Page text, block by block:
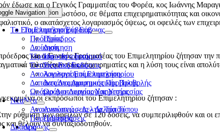
Toggle Navigation
Το Επιμελητήριο Εύβοιας
Πρόεδρος
Διοίκηση
Ίδρυση – Ιστορικό
Έντυπες Εκδόσεις
Απολογισμοί Επιμελητηρίου
Δαπάνες Διαφημιστικής Προβολής
Ωράριο Λειτουργίας Υπηρεσίας
Νέα
Ανακοινώσεις – Δελτία Τύπου
Παρεμβάσεις
Δράσεις
Navigation
Το Επιμελητήριο Εύβοιας
Πρόεδρος
Διοίκηση
Ίδρυση – Ιστορικό
Έντυπες Εκδόσεις
Απολογισμοί Επιμελητηρίου
Δαπάνες Διαφημιστικής Προβολής
Ωράριο Λειτουργίας Υπηρεσίας
Νέα
Ανακοινώσεις – Δελτία Τύπου
Παρεμβάσεις
Δράσεις
έδωσε και ο Γενικός Γραμματέας του Φορέα, κος Ιωάννης
εποικοδομητική ωστόσο, σε θέματα επιχειρηματικότητας και
ο ακατάσχετος λογαριασμός όψεως, οι οφειλές των
και ο Γενικός Γραμματέας του Επιμελητηρίου ζήτησαν
ταλανίζουν τους επιχειρηματίες και η λύση τους είναι
οι εκπρόσωποι του Επιμελητηρίου ζήτησαν :
ρύθμιση των οφειλών σε 120 δόσεις, να συμπεριλιφθούν και οι
και θέλουν να συνταξιοδοτηθούν.